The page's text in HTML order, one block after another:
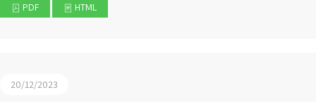
PDF HTML
20/12/2023